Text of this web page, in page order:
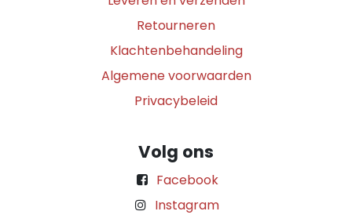
Retourneren
Klachtenbehandeling
Algemene voorwaarden
Privacybeleid
Volg ons
Facebook
Instagram